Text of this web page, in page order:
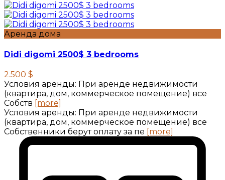
Аренда дома
Didi digomi 2500$ 3 bedrooms
2.500 $
Условия аренды: При аренде недвижимости
(квартира, дом, коммерческое помещение) все
Собств [more]
Условия аренды: При аренде недвижимости
(квартира, дом, коммерческое помещение) все
Собственники берут оплату за пе [more]